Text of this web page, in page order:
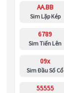
AA.BB
Sim Lặp Kép
6789
Sim Tiến Lên
09x
Sim Đầu Số Cổ
55555